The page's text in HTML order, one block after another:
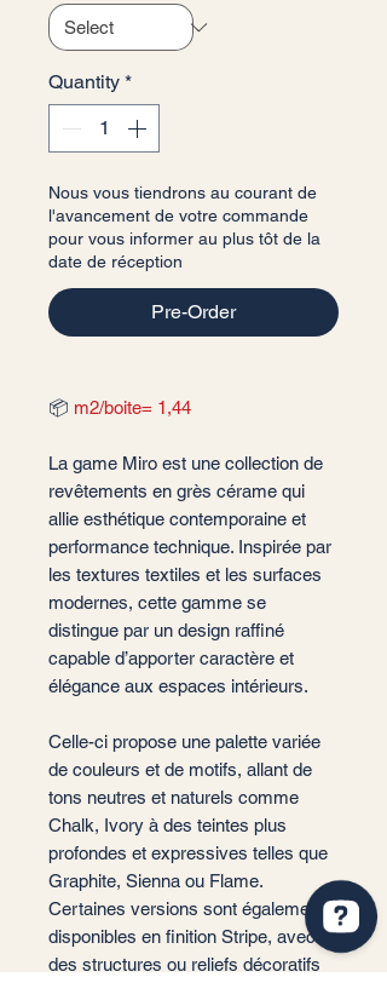
Quantity *
Nous vous tiendrons au courant de
l'avancement de votre commande
pour vous informer au plus tôt de la
date de réception
Pre-Order
📦 m2/boite= 1,44
La game Miro est une collection de
revêtements en grès cérame qui
allie esthétique contemporaine et
performance technique. Inspirée par
les textures textiles et les surfaces
modernes, cette gamme se
distingue par un design raffiné
capable d’apporter caractère et
élégance aux espaces intérieurs.
Celle-ci propose une palette variée
de couleurs et de motifs, allant de
tons neutres et naturels comme
Chalk, Ivory à des teintes plus
profondes et expressives telles que
Graphite, Sienna ou Flame.
Certaines versions sont également
disponibles en finition Stripe, avec
des structures ou reliefs décoratifs